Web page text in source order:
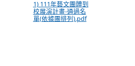
1) 111年藝文團體到
校展演計畫-通過名
單(依據團排列).pdf